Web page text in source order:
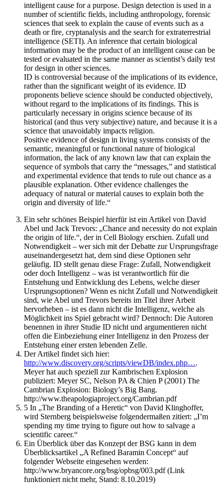
intelligent cause for a purpose. Design detection is used in a
number of scientific fields, including anthropology, forensic
sciences that seek to explain the cause of events such as a
death or fire, cryptanalysis and the search for extraterrestrial
intelligence (SETI). An inference that certain biological
information may be the product of an intelligent cause can be
tested or evaluated in the same manner as scientist’s daily test
for design in other sciences.
ID is controversial because of the implications of its evidence,
rather than the significant weight of its evidence. ID
proponents believe science should be conducted objectively,
without regard to the implications of its findings. This is
particularly necessary in origins science because of its
historical (and thus very subjective) nature, and because it is a
science that unavoidably impacts religion.
Positive evidence of design in living systems consists of the
semantic, meaningful or functional nature of biological
information, the lack of any known law that can explain the
sequence of symbols that carry the “messages,” and statistical
and experimental evidence that tends to rule out chance as a
plausible explanation. Other evidence challenges the
adequacy of natural or material causes to explain both the
origin and diversity of life.“
Ein sehr schönes Beispiel hierfür ist ein Artikel von David
Abel und Jack Trevors: „Chance and necessity do not explain
the origin of life.“, der in Cell Biology erschien. Zufall und
Notwendigkeit – wer sich mit der Debatte zur Ursprungsfrage
auseinandergesetzt hat, dem sind diese Optionen sehr
geläufig. ID stellt genau diese Frage: Zufall, Notwendigkeit
oder doch Intelligenz – was ist verantwortlich für die
Entstehung und Entwicklung des Lebens, welche dieser
Ursprungsoptionen? Wenn es nicht Zufall und Notwendigkeit
sind, wie Abel und Trevors bereits im Titel ihrer Arbeit
hervorheben – ist es dann nicht die Intelligenz, welche als
Möglichkeit ins Spiel gebracht wird? Dennoch: Die Autoren
benennen in ihrer Studie ID nicht und argumentieren nicht
offen die Einbeziehung einer Intelligenz in den Prozess der
Entstehung einer ersten lebenden Zelle.
Der Artikel findet sich hier:
http://www.discovery.org/scripts/viewDB/index.php….
Meyer hat auch speziell zur Kambrischen Explosion
publiziert: Meyer SC, Nelson PA & Chien P (2001) The
Cambrian Explosion: Biology’s Big Bang.
http://www.theapologiaproject.org/Cambrian.pdf
5 In „The Branding of a Heretic“ von David Klinghoffer,
wird Sternberg beispielsweise folgendermaßen zitiert: „I’m
spending my time trying to figure out how to salvage a
scientific career.“
Ein Überblick über das Konzept der BSG kann in dem
Überblicksartikel „A Refined Baramin Concept“ auf
folgender Webseite eingesehen werden:
http://www.bryancore.org/bsg/opbsg/003.pdf (Link
funktioniert nicht mehr, Stand: 8.10.2019)